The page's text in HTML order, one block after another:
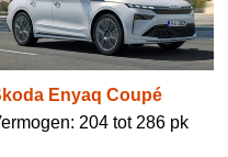
Enyaq Coupé
204 tot 286 pk